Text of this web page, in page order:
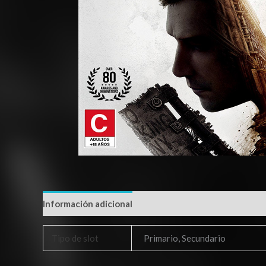
Información adicional
Tipo de slot Primario, Secundario